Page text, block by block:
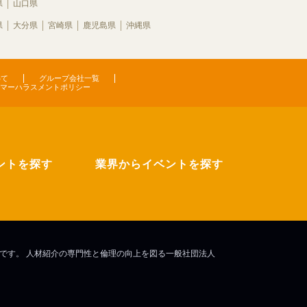
山口県
大分県 宮崎県 鹿児島県 沖縄県
グループ会社一覧
ーハラスメントポリシー
トを探す 業界からイベントを探す